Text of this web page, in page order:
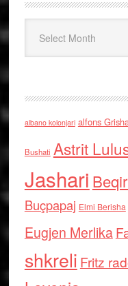
albano kolonjari alfons
Bushati Astrit
Jashari
Buçpapaj Elmi Berisha
Eugjen Merlika
shkreli Fritz